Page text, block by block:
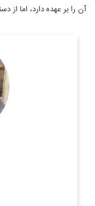
آن را بر عهده دارد، اما
پیشتر وابسته
امور ترجمه و نشر